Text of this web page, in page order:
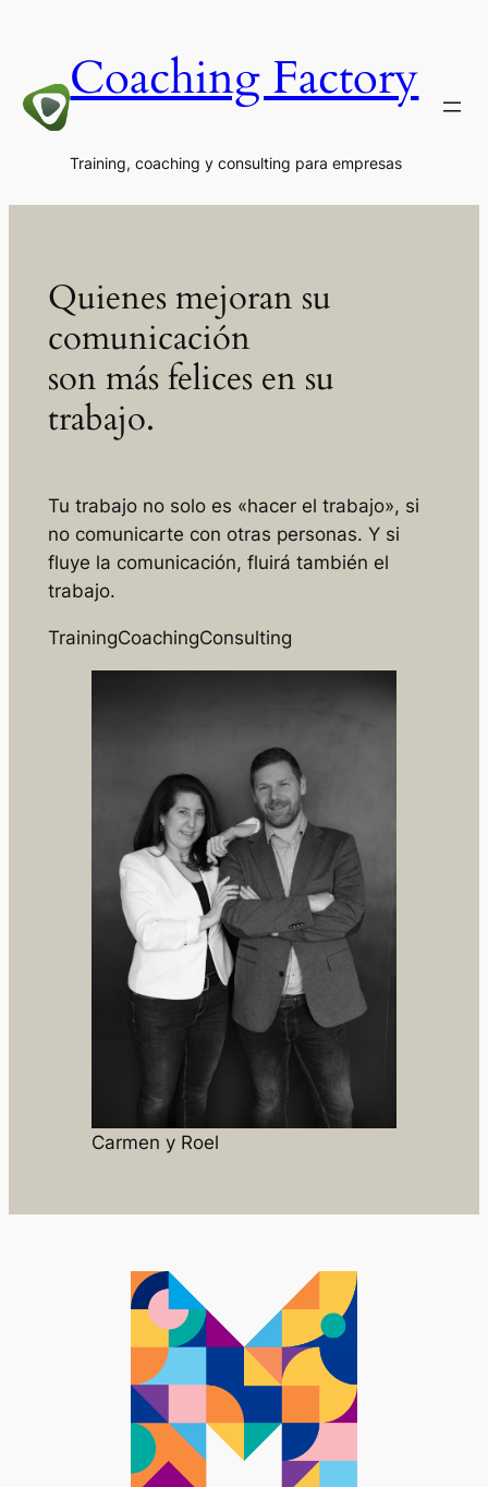
contentCoaching Factory
Training, coaching y consulting para empresas
Quienes mejoran su
comunicación
son más felices en su
trabajo.
Tu trabajo no solo es «hacer el trabajo», si
no comunicarte con otras personas. Y si
fluye la comunicación, fluirá también el
trabajo.
TrainingCoachingConsulting
Carmen y Roel